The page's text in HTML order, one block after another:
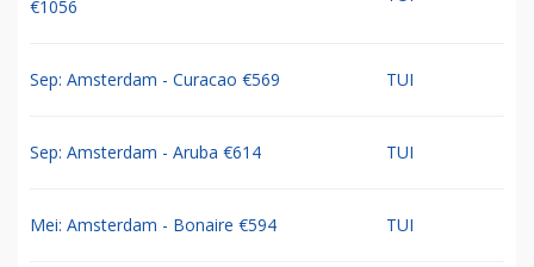
€1056
Sep: Amsterdam - Curacao €569 TUI
Sep: Amsterdam - Aruba €614 TUI
Mei: Amsterdam - Bonaire €594 TUI